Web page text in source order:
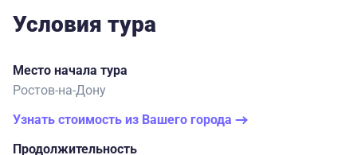
Условия тура
Место начала тура
Ростов-на-Дону
Узнать стоимость из Вашего города
Продолжительность